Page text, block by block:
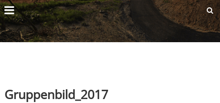
BÖSINGFELD
E.V.
Gruppenbild_2017